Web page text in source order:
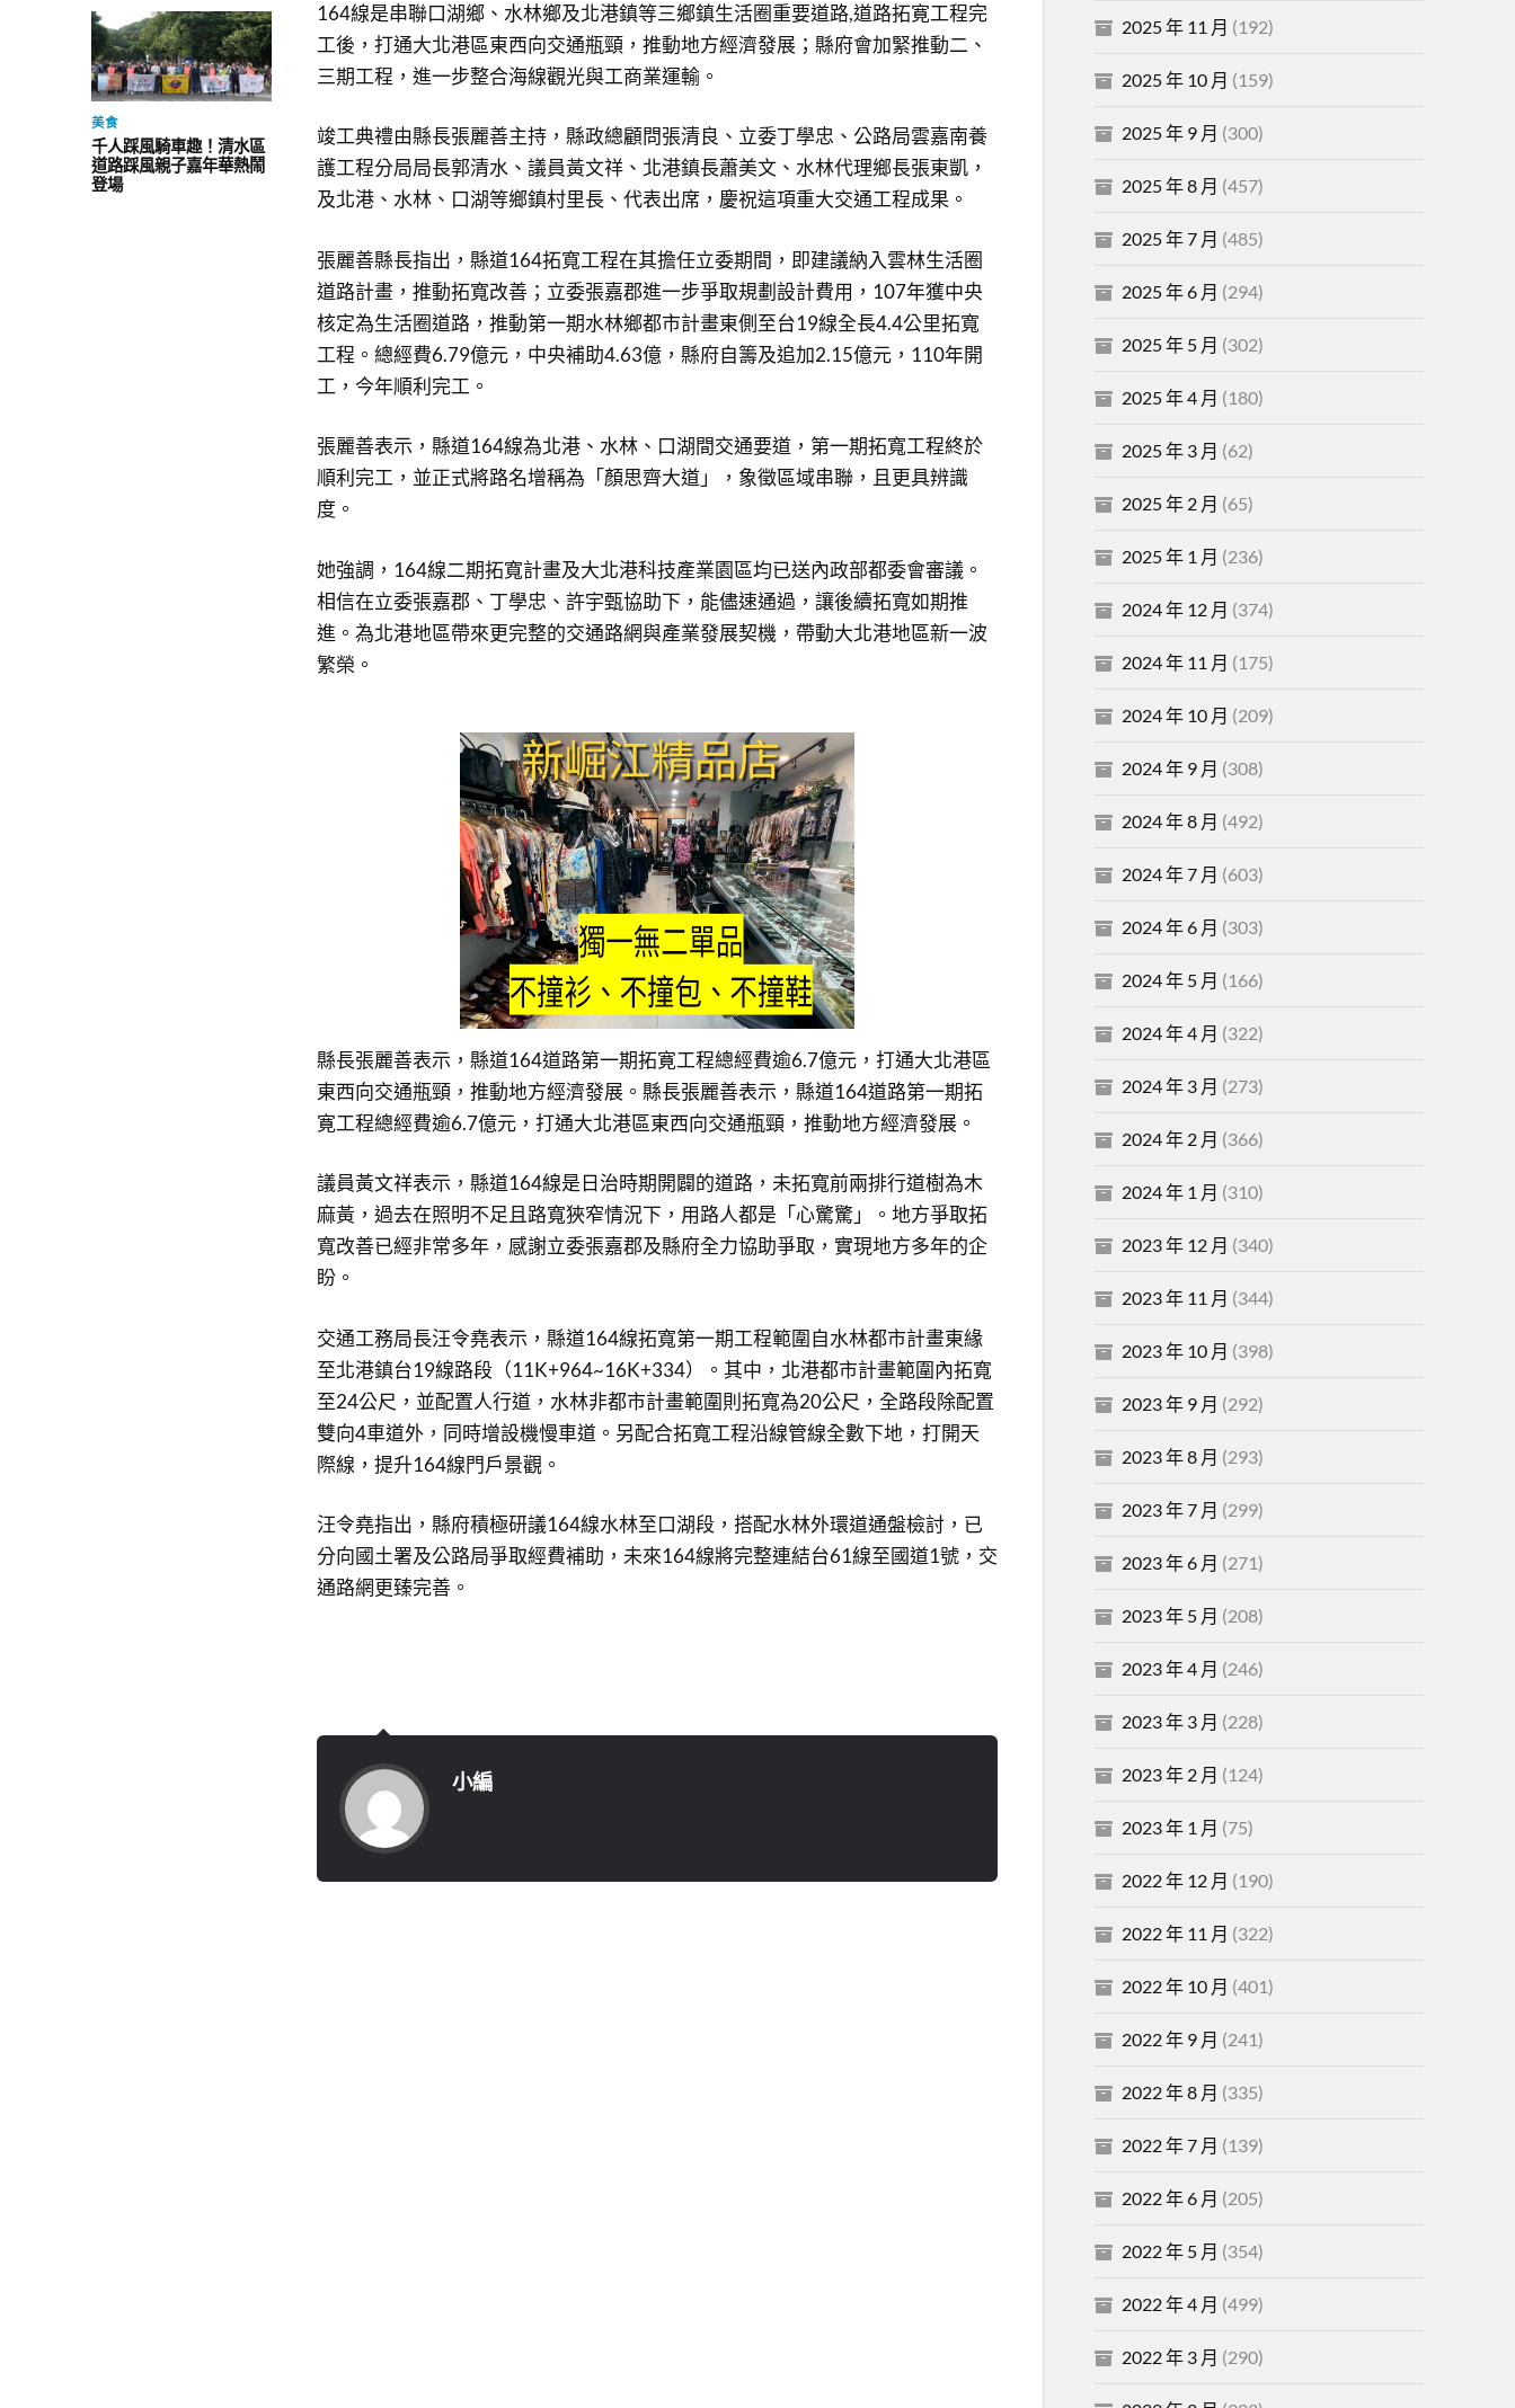
美食
千人踩風騎車趣！清水區
道路踩風親子嘉年華熱鬧
登場
164線是串聯口湖鄉、水林鄉及北港鎮等三鄉鎮生活圈重要道路,道路拓寛工程完
工後，打通大北港區東西向交通瓶頸，推動地方經濟發展；縣府會加緊推動二、
三期工程，進一步整合海線觀光與工商業運輸。
竣工典禮由縣長張麗善主持，縣政總顧問張清良、立委丁學忠、公路局雲嘉南養
護工程分局局長郭清水、議員黃文祥、北港鎮長蕭美文、水林代理鄉長張東凱，
及北港、水林、口湖等鄉鎮村里長、代表出席，慶祝這項重大交通工程成果。
張麗善縣長指出，縣道164拓寬工程在其擔任立委期間，即建議納入雲林生活圈
道路計畫，推動拓寬改善；立委張嘉郡進一步爭取規劃設計費用，107年獲中央
核定為生活圈道路，推動第一期水林鄉都市計畫東側至台19線全長4.4公里拓寬
工程。總經費6.79億元，中央補助4.63億，縣府自籌及追加2.15億元，110年開
工，今年順利完工。
張麗善表示，縣道164線為北港、水林、口湖間交通要道，第一期拓寬工程終於
順利完工，並正式將路名增稱為「顏思齊大道」，象徵區域串聯，且更具辨識
度。
她強調，164線二期拓寬計畫及大北港科技產業園區均已送內政部都委會審議。
相信在立委張嘉郡、丁學忠、許宇甄協助下，能儘速通過，讓後續拓寬如期推
進。為北港地區帶來更完整的交通路網與產業發展契機，帶動大北港地區新一波
繁榮。
縣長張麗善表示，縣道164道路第一期拓寛工程總經費逾6.7億元，打通大北港區
東西向交通瓶頸，推動地方經濟發展。縣長張麗善表示，縣道164道路第一期拓
寛工程總經費逾6.7億元，打通大北港區東西向交通瓶頸，推動地方經濟發展。
議員黃文祥表示，縣道164線是日治時期開闢的道路，未拓寬前兩排行道樹為木
麻黃，過去在照明不足且路寬狹窄情況下，用路人都是「心驚驚」。地方爭取拓
寬改善已經非常多年，感謝立委張嘉郡及縣府全力協助爭取，實現地方多年的企
盼。
交通工務局長汪令堯表示，縣道164線拓寬第一期工程範圍自水林都市計畫東緣
至北港鎮台19線路段（11K+964~16K+334）。其中，北港都市計畫範圍內拓寬
至24公尺，並配置人行道，水林非都市計畫範圍則拓寬為20公尺，全路段除配置
雙向4車道外，同時增設機慢車道。另配合拓寬工程沿線管線全數下地，打開天
際線，提升164線門戶景觀。
汪令堯指出，縣府積極研議164線水林至口湖段，搭配水林外環道通盤檢討，已
分向國土署及公路局爭取經費補助，未來164線將完整連結台61線至國道1號，交
通路網更臻完善。
小編
2025 年 11 月 (192)
2025 年 10 月 (159)
2025 年 9 月 (300)
2025 年 8 月 (457)
2025 年 7 月 (485)
2025 年 6 月 (294)
2025 年 5 月 (302)
2025 年 4 月 (180)
2025 年 3 月 (62)
2025 年 2 月 (65)
2025 年 1 月 (236)
2024 年 12 月 (374)
2024 年 11 月 (175)
2024 年 10 月 (209)
2024 年 9 月 (308)
2024 年 8 月 (492)
2024 年 7 月 (603)
2024 年 6 月 (303)
2024 年 5 月 (166)
2024 年 4 月 (322)
2024 年 3 月 (273)
2024 年 2 月 (366)
2024 年 1 月 (310)
2023 年 12 月 (340)
2023 年 11 月 (344)
2023 年 10 月 (398)
2023 年 9 月 (292)
2023 年 8 月 (293)
2023 年 7 月 (299)
2023 年 6 月 (271)
2023 年 5 月 (208)
2023 年 4 月 (246)
2023 年 3 月 (228)
2023 年 2 月 (124)
2023 年 1 月 (75)
2022 年 12 月 (190)
2022 年 11 月 (322)
2022 年 10 月 (401)
2022 年 9 月 (241)
2022 年 8 月 (335)
2022 年 7 月 (139)
2022 年 6 月 (205)
2022 年 5 月 (354)
2022 年 4 月 (499)
2022 年 3 月 (290)